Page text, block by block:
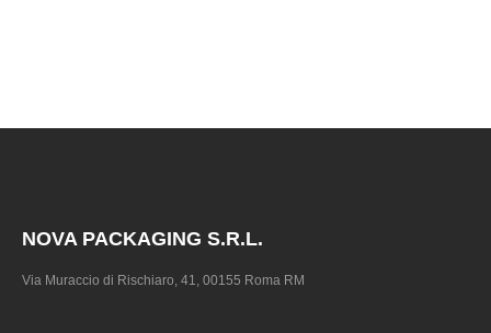
NOVA PACKAGING S.R.L.
Via Muraccio di Rischiaro, 41, 00155 Roma RM